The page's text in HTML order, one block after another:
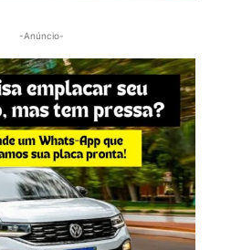
-Anúncio-